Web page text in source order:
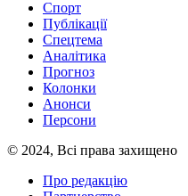
Спорт
Публікації
Спецтема
Аналітика
Прогноз
Колонки
Анонси
Персони
© 2024, Всі права захищено
Про редакцію